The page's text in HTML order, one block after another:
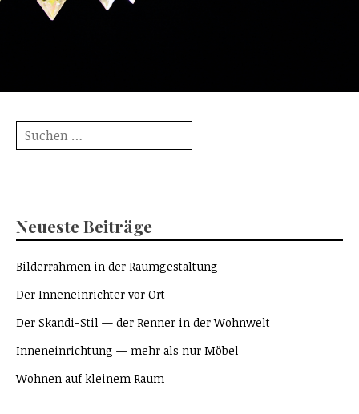
Suche
nach:
Neueste Beiträge
Bilderrahmen in der Raumgestaltung
Der Inneneinrichter vor Ort
Der Skandi-Stil — der Renner in der Wohnwelt
Inneneinrichtung — mehr als nur Möbel
Wohnen auf kleinem Raum